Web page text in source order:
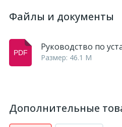
Файлы и документы
Руководство по
Размер: 46.1 M
Дополнительные